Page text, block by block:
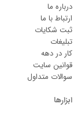
درباره ما
ارتباط با ما
ثبت شکایات
تبلیغات
کار در دهه
قوانین سایت
سوالات متداول
ابزارها